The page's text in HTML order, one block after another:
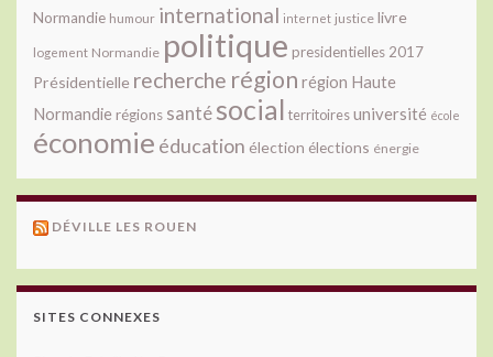
Normandie humour international internet justice livre
logement Normandie politique presidentielles 2017
Présidentielle recherche région région Haute
Normandie régions santésocial territoiresuniversité école
économie éducation élection élections énergie
DÉVILLE LES ROUEN
SITES CONNEXES